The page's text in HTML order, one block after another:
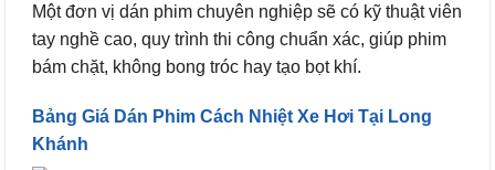
Một đơn vị dán phim chuyên nghiệp sẽ có kỹ thuật viên
tay nghề cao, quy trình thi công chuẩn xác, giúp phim
bám chặt, không bong tróc hay tạo bọt khí.
Bảng Giá Dán Phim Cách Nhiệt Xe Hơi Tại Long
Khánh